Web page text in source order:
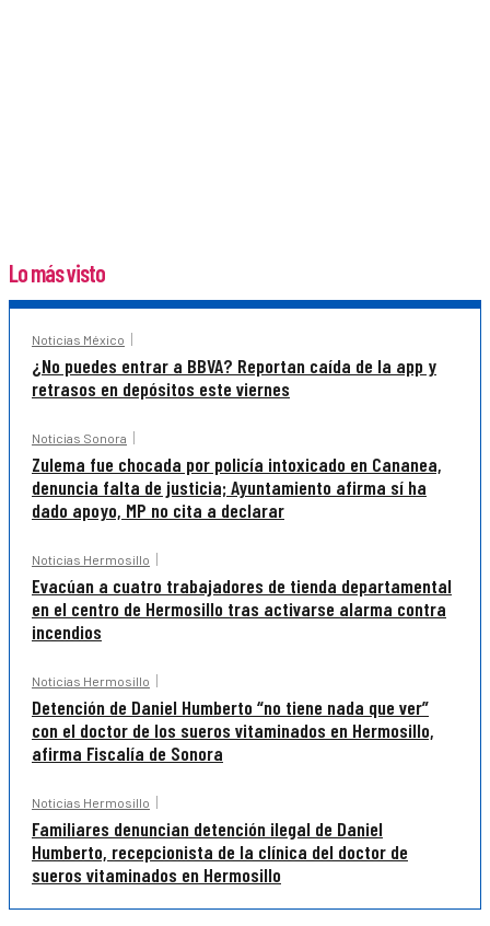
Lo más visto
Noticias México
¿No puedes entrar a BBVA? Reportan caída de la app y
retrasos en depósitos este viernes
Noticias Sonora
Zulema fue chocada por policía intoxicado en Cananea,
denuncia falta de justicia; Ayuntamiento afirma sí ha
dado apoyo, MP no cita a declarar
Noticias Hermosillo
Evacúan a cuatro trabajadores de tienda departamental
en el centro de Hermosillo tras activarse alarma contra
incendios
Noticias Hermosillo
Detención de Daniel Humberto “no tiene nada que ver”
con el doctor de los sueros vitaminados en Hermosillo,
afirma Fiscalía de Sonora
Noticias Hermosillo
Familiares denuncian detención ilegal de Daniel
Humberto, recepcionista de la clínica del doctor de
sueros vitaminados en Hermosillo